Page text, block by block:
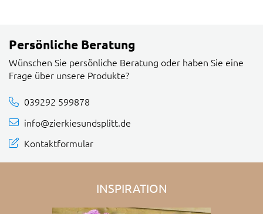
Persönliche Beratung
Wünschen Sie persönliche Beratung oder haben Sie eine
Frage über unsere Produkte?
039292 599878
info@zierkiesundsplitt.de
Kontaktformular
INSPIRATION